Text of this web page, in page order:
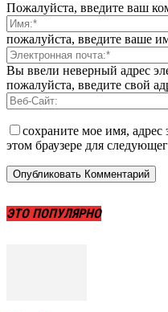
Пожалуйста, введите ваш
пожалуйста, введите ваше
Вы ввели неверный адрес
пожалуйста, введите свой
сохраните мое имя,
этом браузере для
ЭТО ПОПУЛЯРНО